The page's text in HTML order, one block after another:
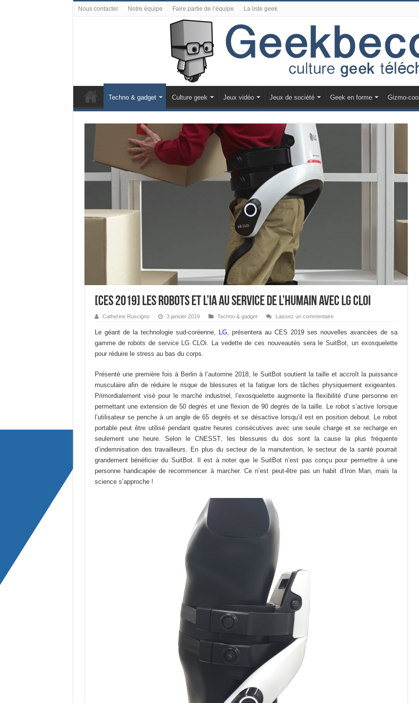
Nous contacter Notre équipe Faire partie de l’équipe La liste geek
Techno & gadget Culture geek Jeux vidéo Jeux de société Geek en forme Gizmo-cool
[CES 2019] Les robots et l’IA au service de l’humain avec LG CLOi
Catherine Ruscigno 3 janvier 2019 Techno & gadget Laissez un commentaire
Le géant de la technologie sud-coréenne, LG, présentera au CES 2019 ses nouvelles avancées de sa
gamme de robots de service LG CLOi. La vedette de ces nouveautés sera le SuitBot, un exosquelette
pour réduire le stress au bas du corps.
Présenté une première fois à Berlin à l’automne 2018, le SuitBot soutient la taille et accroît la puissance
musculaire afin de réduire le risque de blessures et la fatigue lors de tâches physiquement exigeantes.
Primordialement visé pour le marché industriel, l’exosquelette augmente la flexibilité d’une personne en
permettant une extension de 50 degrés et une flexion de 90 degrés de la taille. Le robot s’active lorsque
l’utilisateur se penche à un angle de 65 degrés et se désactive lorsqu’il est en position debout. Le robot
portable peut être utilisé pendant quatre heures consécutives avec une seule charge et se recharge en
seulement une heure. Selon le CNESST, les blessures du dos sont la cause la plus fréquente
d’indemnisation des travailleurs. En plus du secteur de la manutention, le secteur de la santé pourrait
grandement bénéficier du SuitBot. Il est à noter que le SuitBot n’est pas conçu pour permettre à une
personne handicapée de recommencer à marcher. Ce n’est peut-être pas un habit d’Iron Man, mais la
science s’approche !